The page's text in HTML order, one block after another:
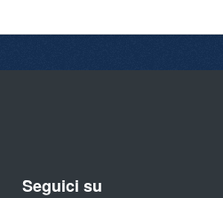
Seguici su